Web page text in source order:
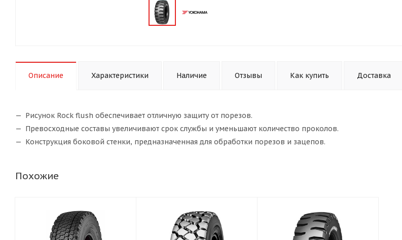
Описание Характеристики Наличие Отзывы Как купить Доставка
Рисунок Rock flush обеспечивает отличную защиту от порезов.
Превосходные составы увеличивают срок службы и уменьшают количество проколов.
Конструкция боковой стенки, предназначенная для обработки порезов и зацепов.
Похожие